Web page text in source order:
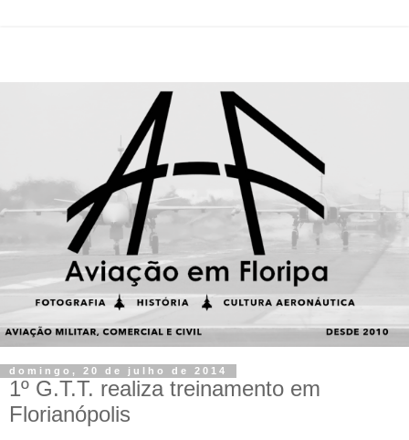
domingo, 20 de julho de 2014
1º G.T.T. realiza treinamento em
Florianópolis